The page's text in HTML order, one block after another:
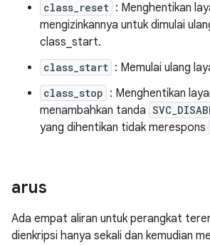
class_reset : Menghentikan
mengizinkannya untuk dimulai
class_start.
class_start : Memulai ulang
class_stop : Menghentikan
menambahkan tanda
yang dihentikan tidak merespons
arus
Ada empat aliran untuk perangkat
dienkripsi hanya sekali dan kemudian